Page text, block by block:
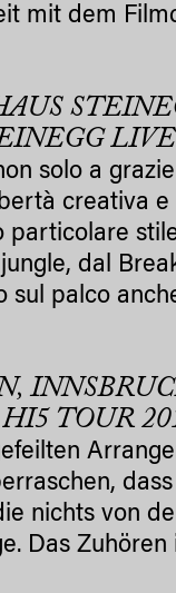
mit dem
solo a
creativa
particolare
dal
sul palco
TOUR
nichts von
Das